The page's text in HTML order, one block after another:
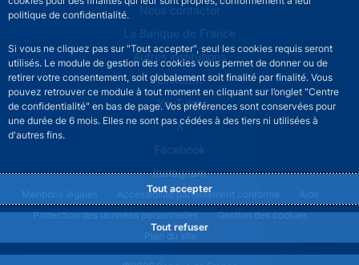
politique de confidentialité.
Si vous ne cliquez pas sur "Tout accepter", seul les cookies requis seront
utilisés. Le module de gestion des cookies vous permet de donner ou de
retirer votre consentement, soit globalement soit finalité par finalité. Vous
pouvez retrouver ce module à tout moment en cliquant sur l’onglet "Centre
de confidentialité" en bas de page. Vos préférences sont conservées pour
une durée de 6 mois. Elles ne sont pas cédées à des tiers ni utilisées à
d'autres fins.
Tout accepter
Tout refuser
ACPR footer secondary menu (French)
Nous contacter
La Banque de France
Autres institutions
LinkedIn
YouTube
X
Facebook
Instagram
ACPR footer legal notice menu
Mentions légales Accessibilité partiellement conforme
Aide
Protection des données personnelles
Gestion des cookies
Plan du site